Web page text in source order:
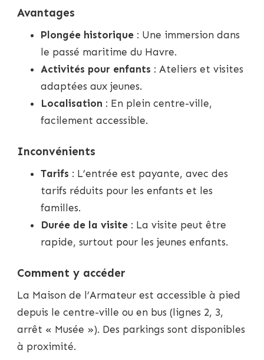
Avantages
Plongée historique : Une immersion dans
le passé maritime du Havre.
Activités pour enfants : Ateliers et visites
adaptées aux jeunes.
Localisation : En plein centre-ville,
facilement accessible.
Inconvénients
Tarifs : L’entrée est payante, avec des
tarifs réduits pour les enfants et les
familles.
Durée de la visite : La visite peut être
rapide, surtout pour les jeunes enfants.
Comment y accéder
La Maison de l’Armateur est accessible à pied
depuis le centre-ville ou en bus (lignes 2, 3,
arrêt « Musée »). Des parkings sont disponibles
à proximité.